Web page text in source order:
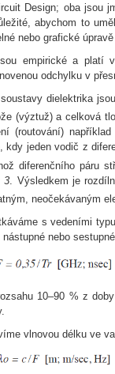
Design; oba jsou
abychom to
nebo grafické
empirické a platí
odchylku v
dielektrika
(výztuž) a celková
(routování)
kdy jeden vodič z
diferenčního páru
. Výsledkem je
neočekávaným
s vedeními
nebo
10–90 % z
vlnovou délku ve